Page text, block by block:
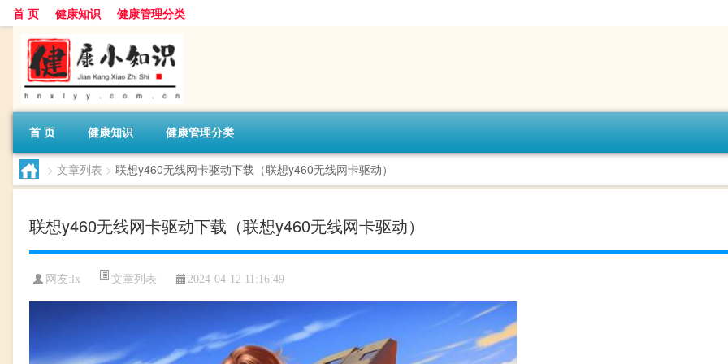
首 页 健康知识 健康管理分类
首 页 健康知识 健康管理分类
> 文章列表 > 联想y460无线网卡驱动下载（联想y460无线网卡驱动）
联想y460无线网卡驱动下载（联想y460无线网卡驱动）
网友:lx 文章列表 2024-04-12 11:16:49